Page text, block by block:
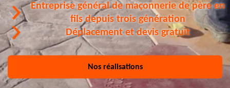
Entreprise général de maçonnerie de père en
fils depuis trois génération
Déplacement et devis gratuit
Nos réalisations